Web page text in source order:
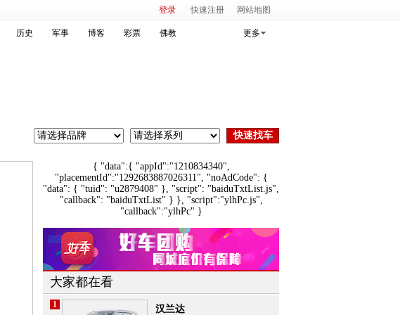
登录 快速注册 网站地图
历史 军事 博客 彩票 佛教 更多
{ "data":{ "appId":"1210834340",
"placementId":"1292683887026311", "noAdCode": {
"data": { "tuid": "u2879408" }, "script": "baiduTxtList.js",
"callback": "baiduTxtList" } }, "script":"ylhPc.js",
"callback":"ylhPc" }
大家都在看
1
汉兰达